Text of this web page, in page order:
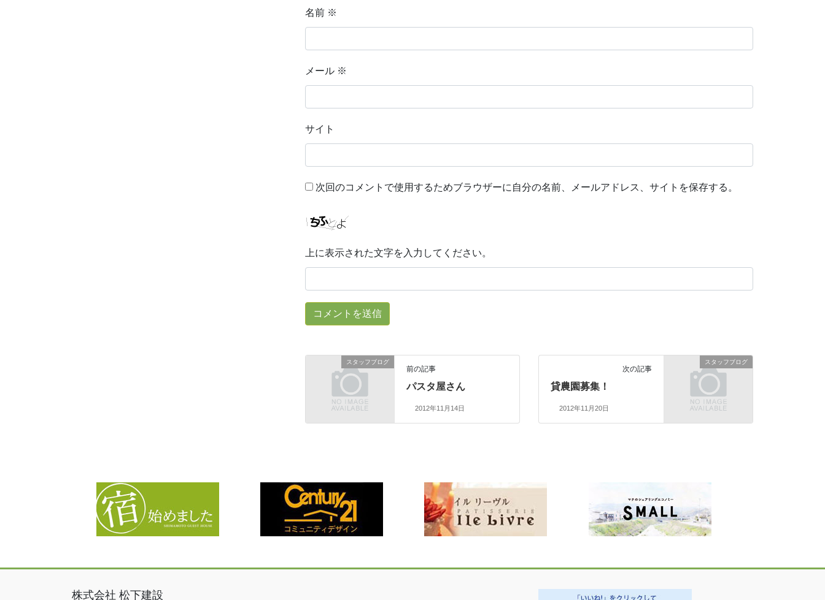
名前 ※
メール ※
サイト
次回のコメントで使用するためブラウザーに自分の名前、メールアドレス、サイトを保存する。
上に表示された文字を入力してください。
スタッフブログ
前の記事
パスタ屋さん
2012年11月14日
スタッフブログ
次の記事
貸農園募集！
2012年11月20日
株式会社 松下建設